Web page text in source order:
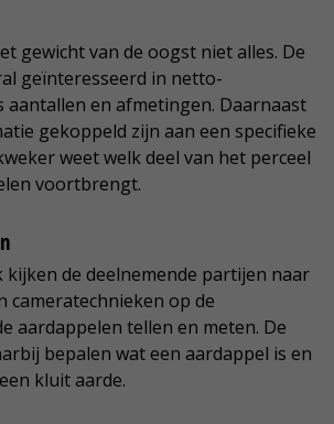
gewicht van de oogst niet alles. De
geïnteresseerd in netto-
aantallen en afmetingen. Daarnaast
gekoppeld zijn aan een specifieke
weet welk deel van het perceel
voortbrengt.
kijken de deelnemende partijen naar
cameratechnieken op de
aardappelen tellen en meten. De
bepalen wat een aardappel is en
kluit aarde.